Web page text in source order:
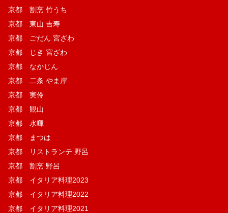
京都 割烹 竹うち
京都 東山 吉寿
京都 ごだん 宮ざわ
京都 じき 宮ざわ
京都 なかじん
京都 二条 やま岸
京都 実伶
京都 観山
京都 水暉
京都 まつは
京都 リストランテ 野呂
京都 割烹 野呂
京都 イタリア料理2023
京都 イタリア料理2022
京都 イタリア料理2021